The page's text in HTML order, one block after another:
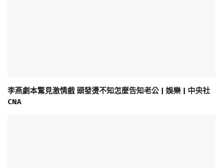
李燕劇本驚見激情戲 頭發燙不知怎麼告知老公 | 娛樂 | 中央社
CNA